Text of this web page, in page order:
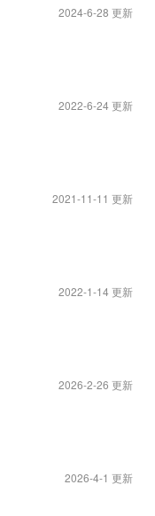
2024-6-28 更新
2022-6-24 更新
2021-11-11 更新
2022-1-14 更新
2026-2-26 更新
2026-4-1 更新